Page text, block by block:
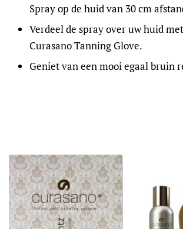
Spray op de huid van 30 cm
Verdeel de spray over uw huid
Curasano Tanning Glove.
Geniet van een mooi egaal bruin